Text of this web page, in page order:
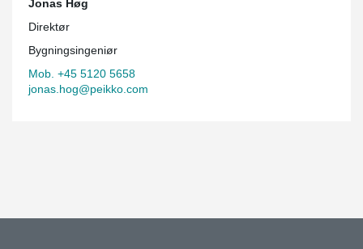
Jonas Høg
Direktør
Bygningsingeniør
Mob. +45 5120 5658
jonas.hog@peikko.com